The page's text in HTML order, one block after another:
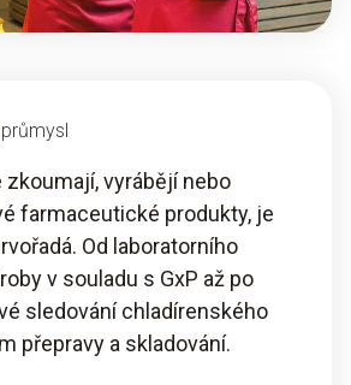
zkoumají, vyrábějí nebo
farmaceutické produkty, je
Od laboratorního
v souladu s GxP až po
sledování chladírenského
přepravy a skladování.